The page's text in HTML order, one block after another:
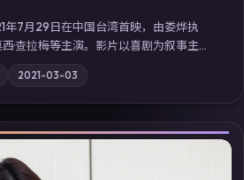
年7月29日在中国台湾首映，由娄烨执
·查拉梅等主演。影片以喜剧为叙事主
全城关注的生死营救；摄影与配乐强化
「国产免费观看高清电视剧在线看」延
畅享高清在线追剧体验。
2021-03-03